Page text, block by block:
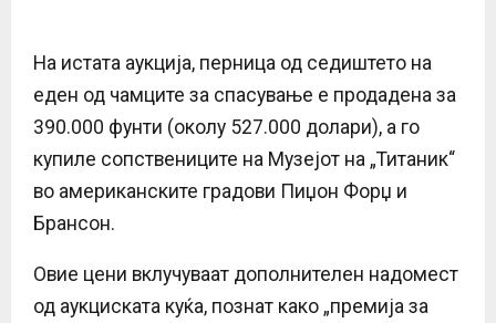
На истата аукција, перница од седиштето на
еден од чамците за спасување е продадена за
390.000 фунти (околу 527.000 долари), а го
купиле сопствениците на Музејот на „Титаник“
во американските градови Пиџон Форџ и
Брансон.
Овие цени вклучуваат дополнителен надомест
од аукциската куќа, познат како „премија за